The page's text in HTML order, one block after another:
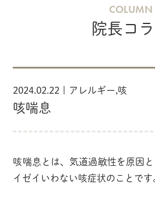
COLUMN
院長コ
2024.02.22 | アレルギー,咳
咳喘息
咳喘息とは、気道過敏性を原因
イゼイいわない咳症状のことです